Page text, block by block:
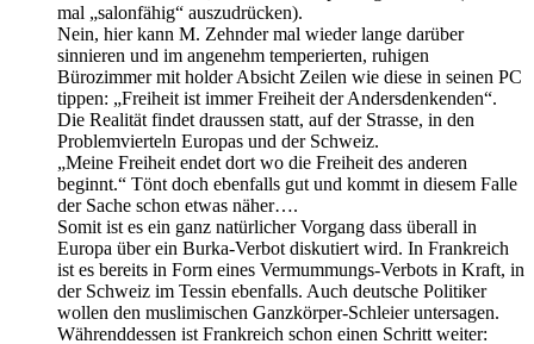
mal „salonfähig“ auszudrücken).
Nein, hier kann M. Zehnder mal wieder lange darüber
sinnieren und im angenehm temperierten, ruhigen
Bürozimmer mit holder Absicht Zeilen wie diese in seinen PC
tippen: „Freiheit ist immer Freiheit der Andersdenkenden“.
Die Realität findet draussen statt, auf der Strasse, in den
Problemvierteln Europas und der Schweiz.
„Meine Freiheit endet dort wo die Freiheit des anderen
beginnt.“ Tönt doch ebenfalls gut und kommt in diesem Falle
der Sache schon etwas näher….
Somit ist es ein ganz natürlicher Vorgang dass überall in
Europa über ein Burka-Verbot diskutiert wird. In Frankreich
ist es bereits in Form eines Vermummungs-Verbots in Kraft, in
der Schweiz im Tessin ebenfalls. Auch deutsche Politiker
wollen den muslimischen Ganzkörper-Schleier untersagen.
Währenddessen ist Frankreich schon einen Schritt weiter: